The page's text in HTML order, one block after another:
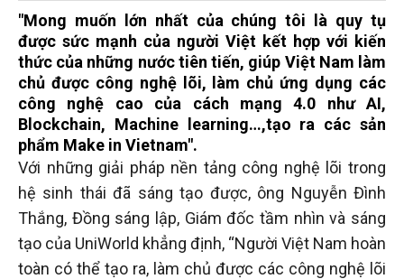
"Mong muốn lớn nhất của chúng tôi là quy tụ
được sức mạnh của người Việt kết hợp với kiến
thức của những nước tiên tiến, giúp Việt Nam làm
chủ được công nghệ lõi, làm chủ ứng dụng các
công nghệ cao của cách mạng 4.0 như AI,
Blockchain, Machine learning…,tạo ra các sản
phẩm Make in Vietnam".
Với những giải pháp nền tảng công nghệ lõi trong
hệ sinh thái đã sáng tạo được, ông Nguyễn Đình
Thắng, Đồng sáng lập, Giám đốc tầm nhìn và sáng
tạo của UniWorld khẳng định, “Người Việt Nam hoàn
toàn có thể tạo ra, làm chủ được các công nghệ lõi